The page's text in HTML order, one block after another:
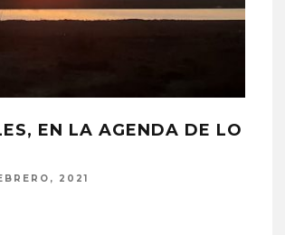
NUEVO
OPERACIONES